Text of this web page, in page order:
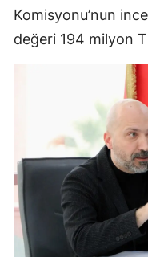
Komisyonu’nun
değeri 194 milyon